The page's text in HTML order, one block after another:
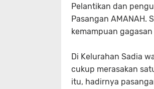
Pelantikan dan
Pasangan AMANAH.
kemampuan
Di Kelurahan Sadia
cukup merasakan
itu, hadirnya